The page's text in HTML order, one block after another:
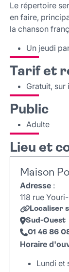
Le répertoire
en faire,
la chanson
Un jeudi
Tarif et
Gratuit, sur
Public
Adulte
Lieu et
Maison
Adresse :
118 rue
Localiser
Sud-Ouest
01 46 86
Horaire
Lundi et